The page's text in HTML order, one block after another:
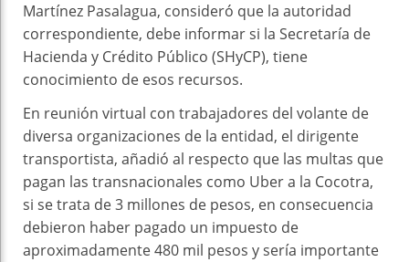
Martínez Pasalagua, consideró que la autoridad
correspondiente, debe informar si la Secretaría de
Hacienda y Crédito Público (SHyCP), tiene
conocimiento de esos recursos.
En reunión virtual con trabajadores del volante de
diversa organizaciones de la entidad, el dirigente
transportista, añadió al respecto que las multas que
pagan las transnacionales como Uber a la Cocotra,
si se trata de 3 millones de pesos, en consecuencia
debieron haber pagado un impuesto de
aproximadamente 480 mil pesos y sería importante